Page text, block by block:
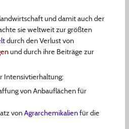
und damit auch der
sie weltweit zur größten
durch den Verlust von
und durch ihre Beiträge zur
Intensivtierhaltung:
von Anbauflächen für
vonAgrarchemikalienfür die